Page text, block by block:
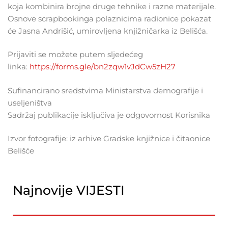
koja kombinira brojne druge tehnike i razne materijale.
Osnove scrapbookinga polaznicima radionice pokazat
će Jasna Andrišić, umirovljena knjižničarka iz Belišća.
Prijaviti se možete putem sljedećeg
linka: https://forms.gle/bn2zqw1vJdCw5zH27
Sufinancirano sredstvima Ministarstva demografije i
useljeništva
Sadržaj publikacije isključiva je odgovornost Korisnika
Izvor fotografije: iz arhive Gradske knjižnice i čitaonice
Belišće
Najnovije VIJESTI